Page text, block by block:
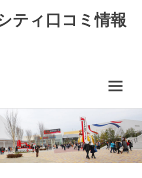
ティ口コミ情報
MENU